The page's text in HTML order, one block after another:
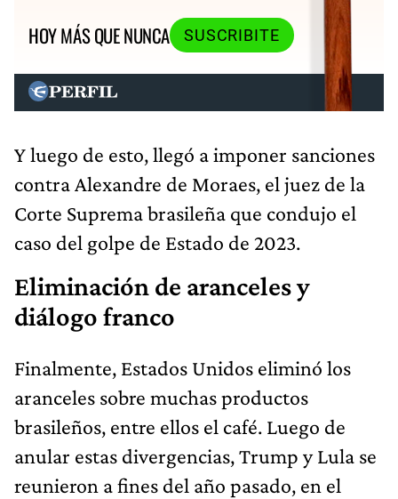
HOY MÁS QUE NUNCA
SUSCRIBITE
Y luego de esto, llegó a imponer sanciones
contra Alexandre de Moraes, el juez de la
Corte Suprema brasileña que condujo el
caso del golpe de Estado de 2023.
Eliminación de aranceles y
diálogo franco
Finalmente, Estados Unidos eliminó los
aranceles sobre muchas productos
brasileños, entre ellos el café. Luego de
anular estas divergencias, Trump y Lula se
reunieron a fines del año pasado, en el